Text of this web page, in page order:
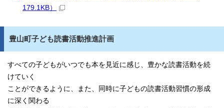
179.1KB）
豊山町子ども読書活動推進計画
すべての子どもがいつでも本を見近に感じ、豊かな読書活動を続
けていく
ことができるように、また、同時に子どもの読書活動習慣の形成
に深く関わる